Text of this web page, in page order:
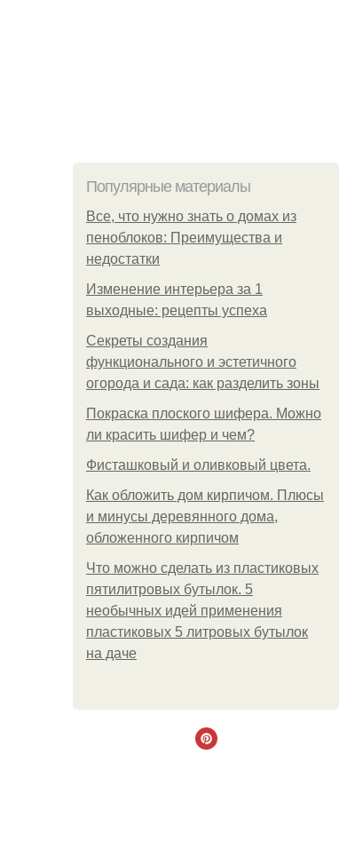
Популярные материалы
Все, что нужно знать о домах из
пеноблоков: Преимущества и
недостатки
Изменение интерьера за 1
выходные: рецепты успеха
Секреты создания
функционального и эстетичного
огорода и сада: как разделить зоны
Покраска плоского шифера. Можно
ли красить шифер и чем?
Фисташковый и оливковый цвета.
Как обложить дом кирпичом. Плюсы
и минусы деревянного дома,
обложенного кирпичом
Что можно сделать из пластиковых
пятилитровых бутылок. 5
необычных идей применения
пластиковых 5 литровых бутылок
на даче